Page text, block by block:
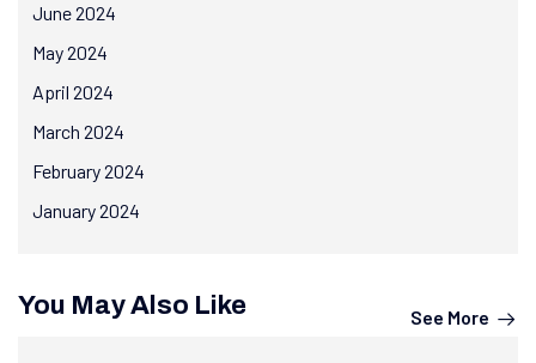
June 2024
May 2024
April 2024
March 2024
February 2024
January 2024
You May Also Like See More